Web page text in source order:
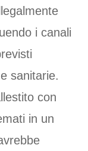
i canali
sanitarie.
con
in un